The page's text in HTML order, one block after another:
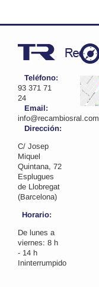
Teléfono:
93 371 71
24
Email:
info@recambiosral.com
Dirección:
C/ Josep
Miquel
Quintana, 72
Esplugues
de Llobregat
(Barcelona)
Horario:
De lunes a
viernes: 8 h
- 14 h
Ininterrumpido